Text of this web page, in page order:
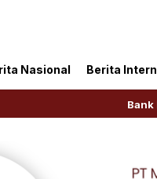
Nasional Berita
Bank Kalbar Raih